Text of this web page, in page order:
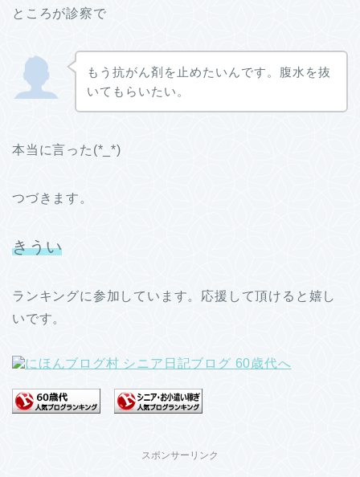
ところが診察で
もう抗がん剤を止めたいんです。腹水を抜
いてもらいたい。
本当に言った(*_*)
つづきます。
きうい
ランキングに参加しています。応援して頂けると嬉し
いです。
スポンサーリンク